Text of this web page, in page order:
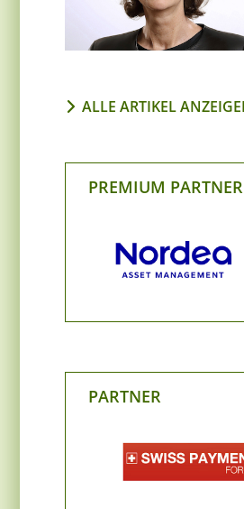
ALLE ARTIKEL
PREMIUM PARTNER
PARTNER